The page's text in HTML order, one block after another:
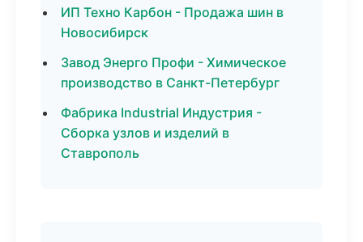
ИП Техно Карбон - Продажа шин в
Новосибирск
Завод Энерго Профи - Химическое
производство в Санкт-Петербург
Фабрика Industrial Индустрия -
Сборка узлов и изделий в
Ставрополь